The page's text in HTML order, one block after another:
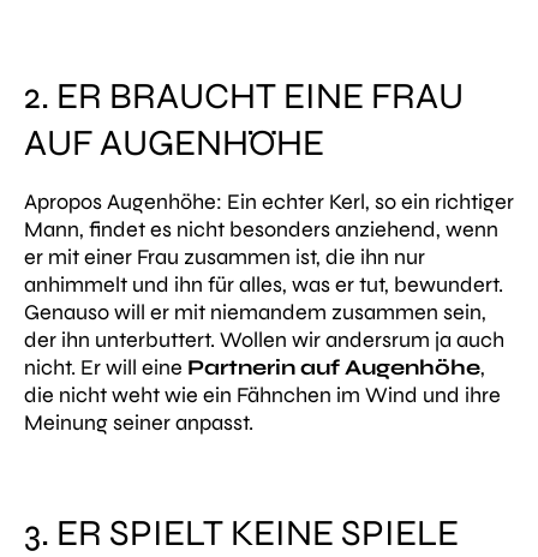
2. ER BRAUCHT EINE FRAU
AUF AUGENHÖHE
Apropos Augenhöhe: Ein echter Kerl, so ein richtiger
Mann, findet es nicht besonders anziehend, wenn
er mit einer Frau zusammen ist, die ihn nur
anhimmelt und ihn für alles, was er tut, bewundert.
Genauso will er mit niemandem zusammen sein,
der ihn unterbuttert. Wollen wir andersrum ja auch
nicht. Er will eine Partnerin auf Augenhöhe,
die nicht weht wie ein Fähnchen im Wind und ihre
Meinung seiner anpasst.
3. ER SPIELT KEINE SPIELE